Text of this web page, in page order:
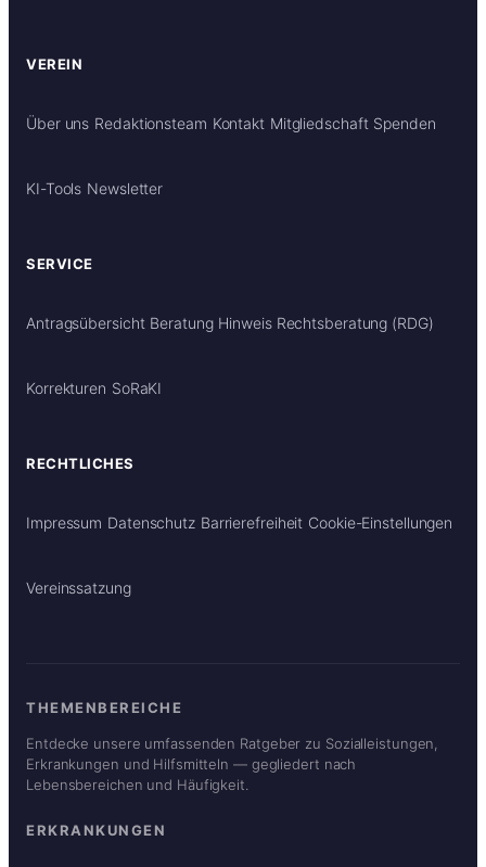
VEREIN
Über uns Redaktionsteam Kontakt Mitgliedschaft Spenden
KI-Tools Newsletter
SERVICE
Antragsübersicht Beratung Hinweis Rechtsberatung (RDG)
Korrekturen SoRaKI
RECHTLICHES
Impressum Datenschutz Barrierefreiheit Cookie-Einstellungen
Vereinssatzung
THEMENBEREICHE
Entdecke unsere umfassenden Ratgeber zu Sozialleistungen,
Erkrankungen und Hilfsmitteln — gegliedert nach
Lebensbereichen und Häufigkeit.
ERKRANKUNGEN